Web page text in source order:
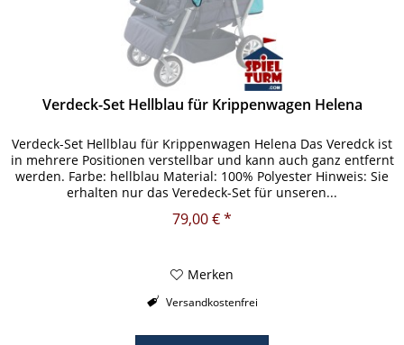
Verdeck-Set Hellblau für Krippenwagen Helena
Verdeck-Set Hellblau für Krippenwagen Helena Das Veredck ist
in mehrere Positionen verstellbar und kann auch ganz entfernt
werden. Farbe: hellblau Material: 100% Polyester Hinweis: Sie
erhalten nur das Veredeck-Set für unseren...
79,00 € *
Merken
Versandkostenfrei